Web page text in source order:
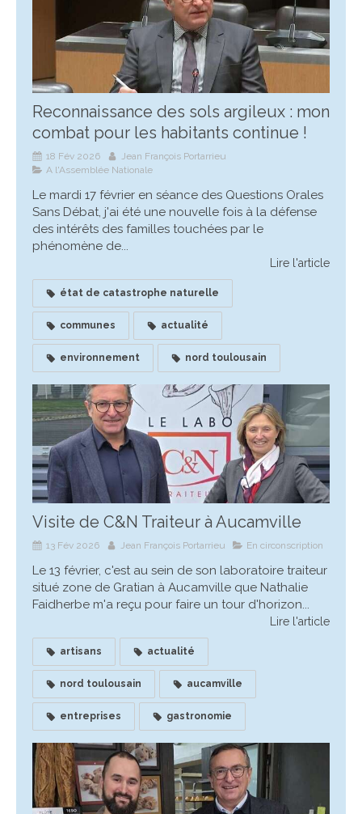
Reconnaissance des sols argileux : mon
combat pour les habitants continue !
18 Fév 2026
Jean François Portarrieu
A l'Assemblée Nationale
Le mardi 17 février en séance des Questions Orales
Sans Débat, j'ai été une nouvelle fois à la défense
des intérêts des familles touchées par le
phénomène de...
Lire l'article
état de catastrophe naturelle
communes actualité
environnement nord toulousain
Visite de C&N Traiteur à Aucamville
13 Fév 2026 Jean François Portarrieu En circonscription
Le 13 février, c'est au sein de son laboratoire traiteur
situé zone de Gratian à Aucamville que Nathalie
Faidherbe m'a reçu pour faire un tour d'horizon...
Lire l'article
artisans actualité
nord toulousain aucamville
entreprises gastronomie